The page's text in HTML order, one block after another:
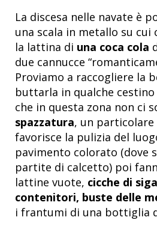
La discesa nelle navate è
una scala in metallo su cui
la lattina di una coca cola
due cannucce
Proviamo a raccogliere la
buttarla in qualche
che in questa zona non ci
spazzatura, un
favorisce la pulizia del
pavimento colorato (dove
partite di calcetto) poi
lattine vuote, cicche di
contenitori, buste delle
i frantumi di una bottiglia